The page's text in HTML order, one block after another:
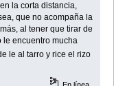
la corta distancia,
que no acompaña la
al tener que tirar de
le encuentro mucha
le al tarro y rice el rizo